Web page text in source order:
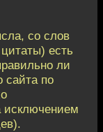
со слов
есть
ли
сайта по
исключением